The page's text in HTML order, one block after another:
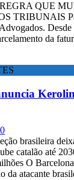
QUE
TRIBUNAIS
da
0
brasileira
catalão até
O
da atacante